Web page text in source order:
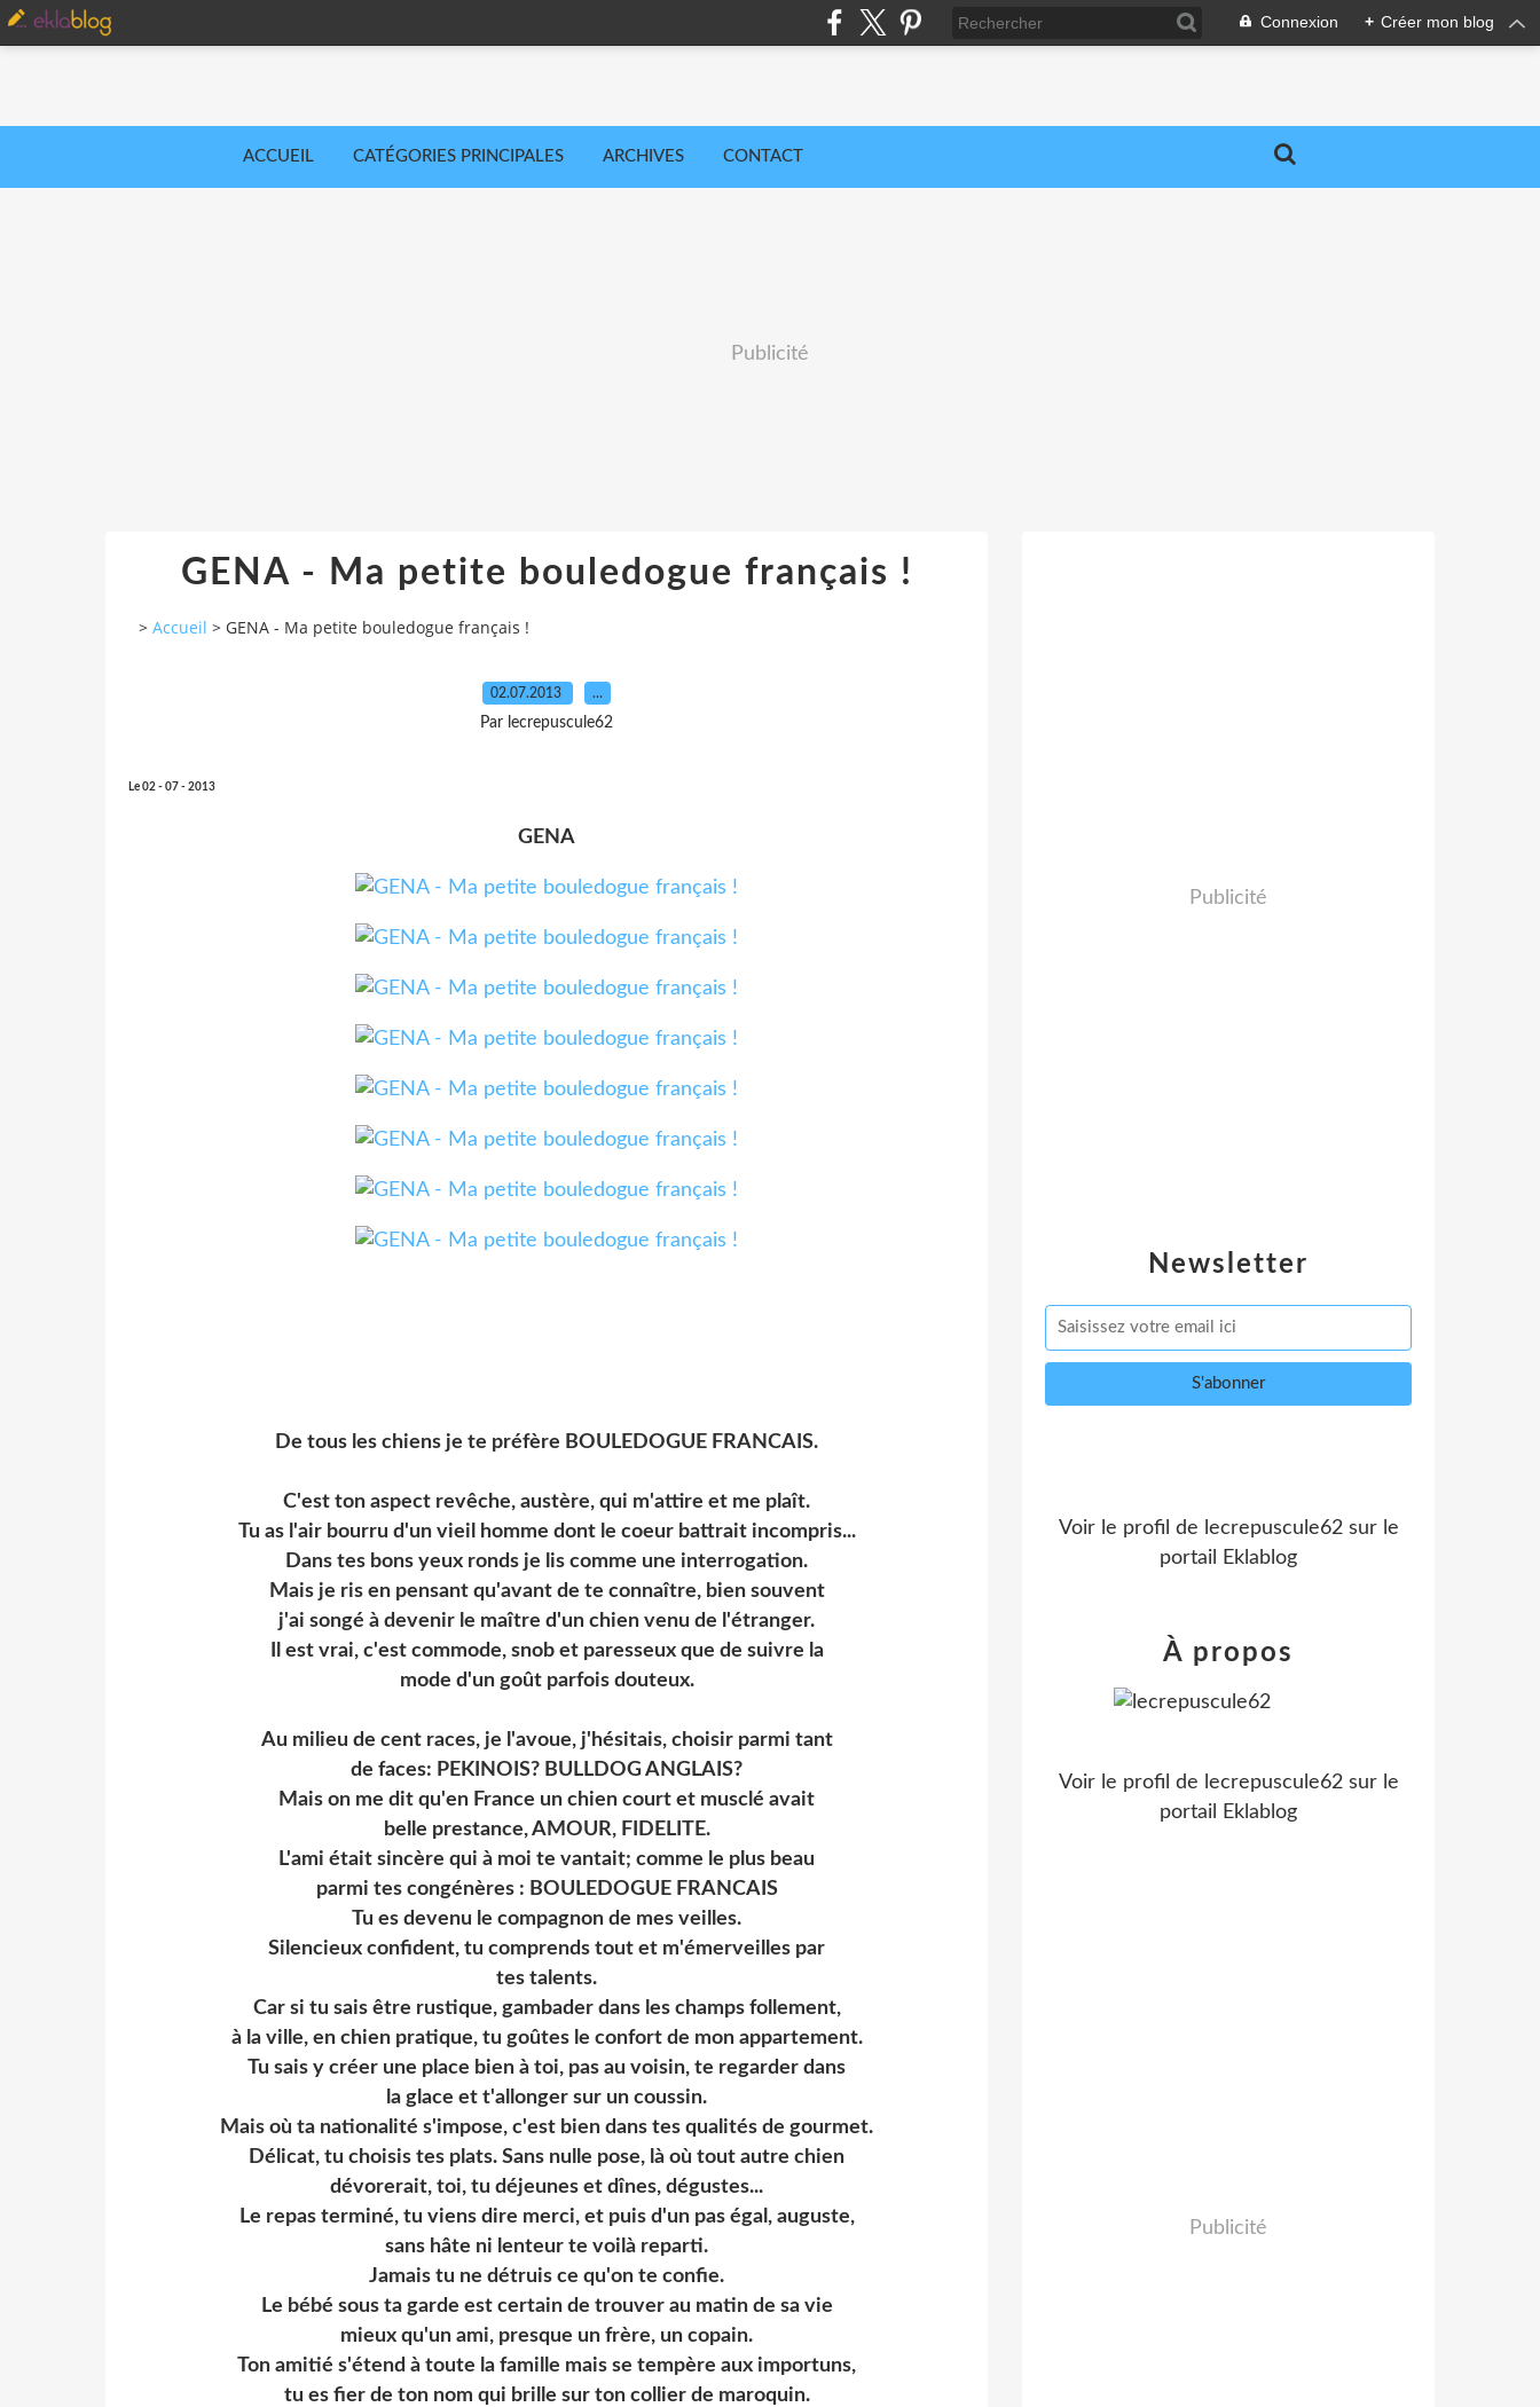
Connexion + Créer mon blog
ACCUEIL CATÉGORIES PRINCIPALES ARCHIVES CONTACT
Publicité
GENA - Ma petite bouledogue français !
> Accueil > GENA - Ma petite bouledogue français !
02.07.2013 …
Par lecrepuscule62
Le 02 - 07 - 2013
GENA
De tous les chiens je te préfère BOULEDOGUE FRANCAIS.
C'est ton aspect revêche, austère, qui m'attire et me plaît.
Tu as l'air bourru d'un vieil homme dont le coeur battrait incompris...
Dans tes bons yeux ronds je lis comme une interrogation.
Mais je ris en pensant qu'avant de te connaître, bien souvent
j'ai songé à devenir le maître d'un chien venu de l'étranger.
Il est vrai, c'est commode, snob et paresseux que de suivre la
mode d'un goût parfois douteux.
Au milieu de cent races, je l'avoue, j'hésitais, choisir parmi tant
de faces: PEKINOIS? BULLDOG ANGLAIS?
Mais on me dit qu'en France un chien court et musclé avait
belle prestance, AMOUR, FIDELITE.
L'ami était sincère qui à moi te vantait; comme le plus beau
parmi tes congénères : BOULEDOGUE FRANCAIS
Tu es devenu le compagnon de mes veilles.
Silencieux confident, tu comprends tout et m'émerveilles par
tes talents.
Car si tu sais être rustique, gambader dans les champs follement,
à la ville, en chien pratique, tu goûtes le confort de mon appartement.
Tu sais y créer une place bien à toi, pas au voisin, te regarder dans
la glace et t'allonger sur un coussin.
Mais où ta nationalité s'impose, c'est bien dans tes qualités de gourmet.
Délicat, tu choisis tes plats. Sans nulle pose, là où tout autre chien
dévorerait, toi, tu déjeunes et dînes, dégustes...
Le repas terminé, tu viens dire merci, et puis d'un pas égal, auguste,
sans hâte ni lenteur te voilà reparti.
Jamais tu ne détruis ce qu'on te confie.
Le bébé sous ta garde est certain de trouver au matin de sa vie
mieux qu'un ami, presque un frère, un copain.
Ton amitié s'étend à toute la famille mais se tempère aux importuns,
tu es fier de ton nom qui brille sur ton collier de maroquin.
Newsletter
Publicité
Voir le profil de lecrepuscule62sur le
portail Eklablog
À propos
Voir le profil de lecrepuscule62sur le
portail Eklablog
Publicité